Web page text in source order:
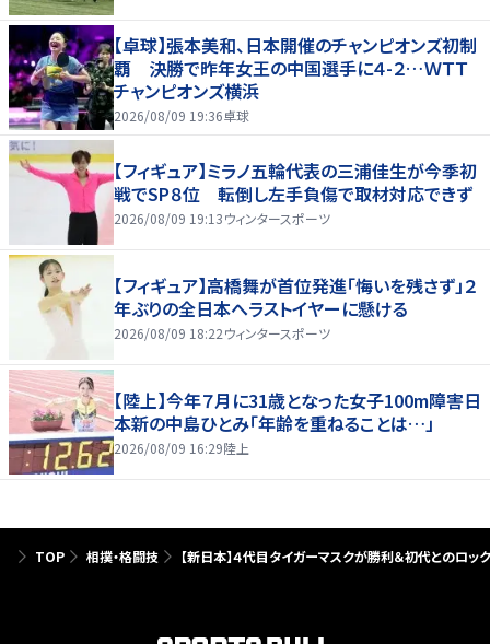
【卓球】張本美和、日本開催のチャンピオンズ初制
覇 決勝で昨年女王の中国選手に４-２…ＷＴＴ
チャンピオンズ横浜
2026/08/09 19:36卓球
【フィギュア】ミラノ五輪代表の三浦佳生が今季初
戦でSP８位 転倒し左手負傷で取材対応できず
2026/08/09 19:13ウィンタースポーツ
【フィギュア】高橋舞が首位発進「悔いを残さず」２
年ぶりの全日本へラストイヤーに懸ける
2026/08/09 18:22ウィンタースポーツ
【陸上】今年７月に31歳となった女子100m障害日
本新の中島ひとみ「年齢を重ねることは…」
2026/08/09 16:29陸上
TOP 相撲・格闘技 【新日本】４代目タイガーマスクが勝利＆初代とのロ